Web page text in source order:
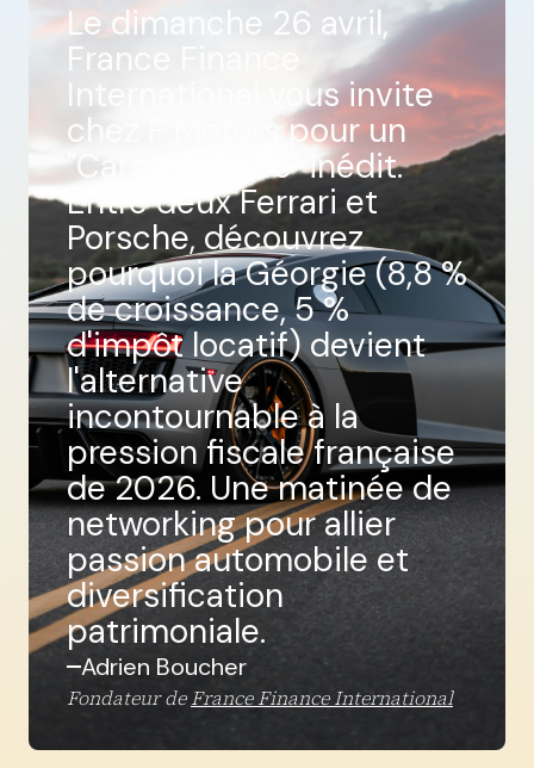
Le dimanche 26 avril,
France Finance
International vous invite
chez F Motors pour un
"Cars & Coffee" inédit.
Entre deux Ferrari et
Porsche, découvrez
pourquoi la Géorgie (8,8 %
de croissance, 5 %
d'impôt locatif) devient
l'alternative
incontournable à la
pression fiscale française
de 2026. Une matinée de
networking pour allier
passion automobile et
diversification
patrimoniale.
Adrien Boucher
Fondateur deFrance Finance International